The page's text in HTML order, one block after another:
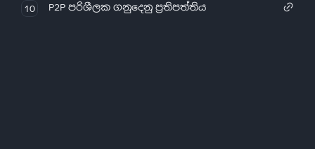
10 P2P පරිශීලක ගනුදෙනු ප්‍රතිපත්තිය